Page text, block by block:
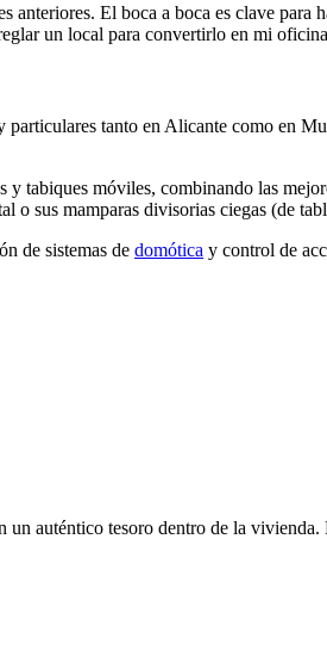
anteriores. El boca a boca es clave para
un local para convertirlo en mi
tanto en Alicante como en
tabiques móviles, combinando las
o sus mamparas divisorias ciegas (de
de sistemas de domótica y control de
auténtico tesoro dentro de la vivienda.